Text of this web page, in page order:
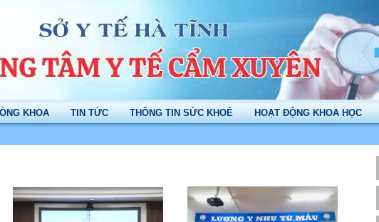
KHOA TIN TỨC THÔNG TIN SỨC KHOẺ HOẠT ĐỘNG KHOA HỌC